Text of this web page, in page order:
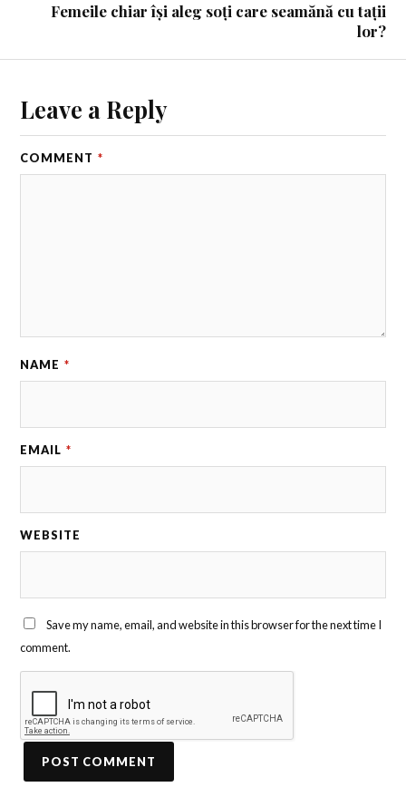
Femeile chiar își aleg soți care seamănă cu tații
lor?
Leave a Reply
COMMENT *
NAME *
EMAIL *
WEBSITE
Save my name, email, and website in this browser for the next time I
comment.